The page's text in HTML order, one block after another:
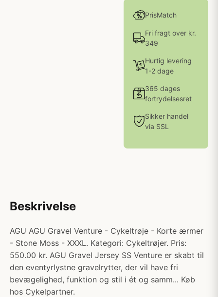
PrisMatch
Fri fragt over kr.
349
Hurtig levering
1-2 dage
365 dages
fortrydelsesret
Sikker handel
via SSL
Beskrivelse
AGU AGU Gravel Venture - Cykeltrøje - Korte ærmer
- Stone Moss - XXXL. Kategori: Cykeltrøjer. Pris:
550.00 kr. AGU Gravel Jersey SS Venture er skabt til
den eventyrlystne gravelrytter, der vil have fri
bevægelighed, funktion og stil i ét og samm... Køb
hos Cykelpartner.